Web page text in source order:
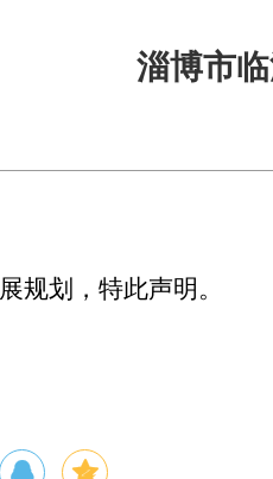
淄博市
规划，特此声明。